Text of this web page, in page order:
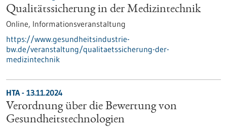
Qualitätssicherung in der Medizintechnik
Online, Informationsveranstaltung
https://www.gesundheitsindustrie-
bw.de/veranstaltung/qualitaetssicherung-der-
medizintechnik
HTA - 13.11.2024
Verordnung über die Bewertung von
Gesundheitstechnologien